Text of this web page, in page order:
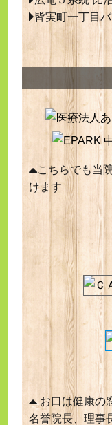
皆実町一丁目
こちらでも当
けます
お口は健康の
名誉院長、理事